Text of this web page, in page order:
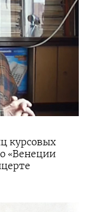
курсовых
«Венеции